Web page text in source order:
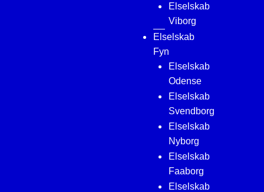
Elselskab
Viborg
Elselskab
Fyn
Elselskab
Odense
Elselskab
Svendborg
Elselskab
Nyborg
Elselskab
Faaborg
Elselskab